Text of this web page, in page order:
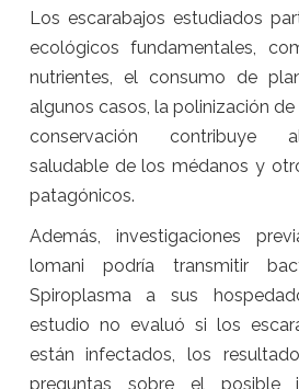
Los escarabajos estudiados
ecológicos fundamentales,
nutrientes, el consumo de
algunos casos, la polinización de
conservación contribuye
saludable de los médanos y
patagónicos.
Además, investigaciones
lomani podría transmitir
Spiroplasma a sus
estudio no evaluó si los
están infectados, los
preguntas sobre el posible